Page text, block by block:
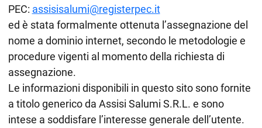
PEC: assisisalumi@registerpec.it
ed è stata formalmente ottenuta l’assegnazione del
nome a dominio internet, secondo le metodologie e
procedure vigenti al momento della richiesta di
assegnazione.
Le informazioni disponibili in questo sito sono fornite
a titolo generico da Assisi Salumi S.R.L. e sono
intese a soddisfare l’interesse generale dell’utente.